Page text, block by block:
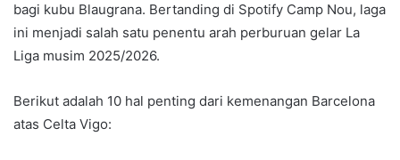
bagi kubu Blaugrana. Bertanding di Spotify Camp Nou, laga
ini menjadi salah satu penentu arah perburuan gelar La
Liga musim 2025/2026.
Berikut adalah 10 hal penting dari kemenangan Barcelona
atas Celta Vigo: